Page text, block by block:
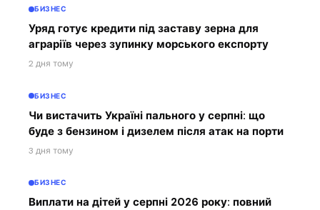
БИЗНЕС
Уряд готує кредити під заставу зерна для
аграріїв через зупинку морського експорту
2 дня тому
БИЗНЕС
Чи вистачить Україні пального у серпні: що
буде з бензином і дизелем після атак на порти
3 дня тому
БИЗНЕС
Виплати на дітей у серпні 2026 року: повний